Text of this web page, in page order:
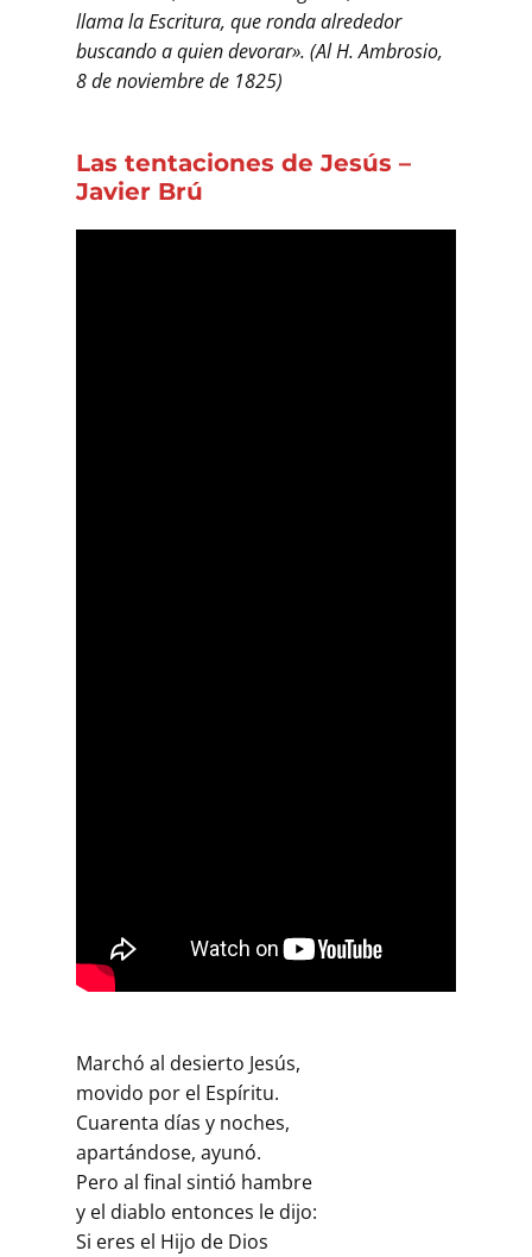
llama la Escritura, que ronda alrededor
buscando a quien devorar». (Al H. Ambrosio,
8 de noviembre de 1825)
Las tentaciones de Jesús –
Javier Brú
Marchó al desierto Jesús,
movido por el Espíritu.
Cuarenta días y noches,
apartándose, ayunó.
Pero al final sintió hambre
y el diablo entonces le dijo:
Si eres el Hijo de Dios